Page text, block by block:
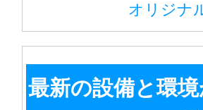
オリジナ
最新の設備と環